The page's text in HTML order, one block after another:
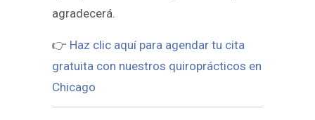
agradecerá.
👉 Haz clic aquí para agendar tu cita
gratuita con nuestros quiroprácticos en
Chicago